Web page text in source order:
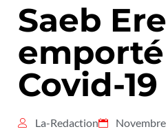
Saeb
Covid-19
La-Redaction